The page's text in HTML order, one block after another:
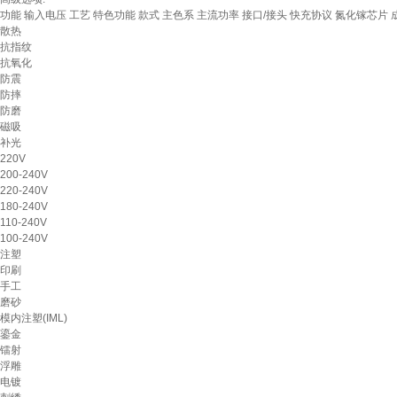
功能 输入电压 工艺 特色功能 款式 主色系 主流功率 接口/接头 快充协议 氮化镓芯片
散热
抗指纹
抗氧化
防震
防摔
防磨
磁吸
补光
220V
200-240V
220-240V
180-240V
110-240V
100-240V
注塑
印刷
手工
磨砂
模内注塑(IML)
鎏金
镭射
浮雕
电镀